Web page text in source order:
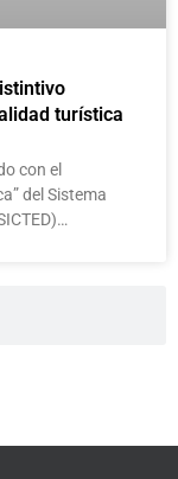
turística
con el
del Sistema